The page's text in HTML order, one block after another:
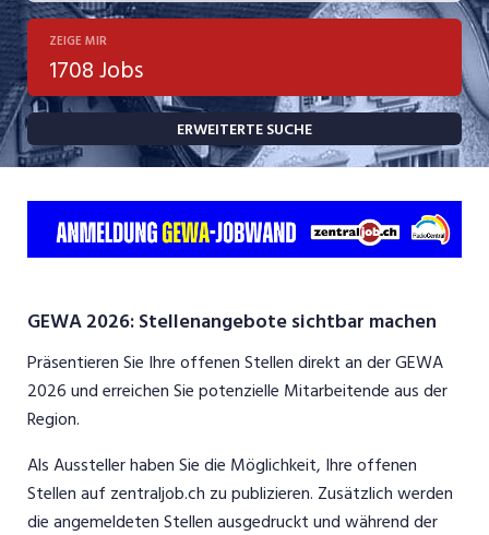
Festanstellung
Temporär (befristet)
Lehrstelle
POSITION
Management / Kader
Bank, Versicherung
Bau, Handwerk, Elektro
Bildung, Kunst, Design, Soziale Berufe, Sport
Consulting, Human Resources
Engineering, Technik, Architektur
Finanzen, Controlling, Treuhand, Recht
Gartenbau, Landwirtschaft, Forstwirtschaft
Lebensmittel
Immobilien, Facility Management, Reinigung
ZEIGE MIR
1708 Jobs
ERWEITERTE SUCHE
GEWA 2026: Stellenangebote sichtbar machen
Präsentieren Sie Ihre offenen Stellen direkt an der GEWA
2026 und erreichen Sie potenzielle Mitarbeitende aus der
Region.
Als Aussteller haben Sie die Möglichkeit, Ihre offenen
Stellen auf zentraljob.ch zu publizieren. Zusätzlich werden
die angemeldeten Stellen ausgedruckt und während der